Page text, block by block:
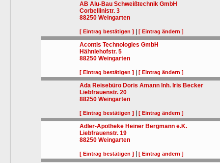
AB Alu-Bau Schweißtechnik GmbH
Corbellinistr. 3
88250 Weingarten
[ Eintrag bestätigen ] |[ Eintrag ändern ]
Acontis Technologies GmbH
Hähnlehofstr. 5
88250 Weingarten
[ Eintrag bestätigen ] |[ Eintrag ändern ]
Ada Reisebüro Doris Amann Inh. Iris Becker
Liebfrauenstr. 20
88250 Weingarten
[ Eintrag bestätigen ] |[ Eintrag ändern ]
Adler-Apotheke Heiner Bergmann e.K.
Liebfrauenstr. 19
88250 Weingarten
[ Eintrag bestätigen ] |[ Eintrag ändern ]